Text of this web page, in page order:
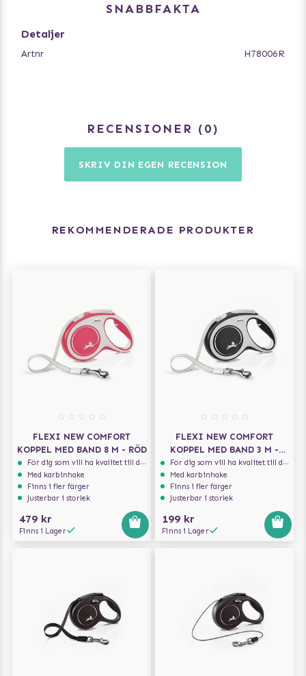
SNABBFAKTA
Detaljer
Artnr H78006R
RECENSIONER 0
SKRIV DIN EGEN RECENSION
REKOMMENDERADE PRODUKTER
FLEXI NEW COMFORT
KOPPEL MED BAND 8 M - RÖD
För dig som vill ha kvalitet till din hund!
Med karbinhake
Finns i fler färger
Justerbar i storlek
479 kr
Finns i Lager
FLEXI NEW COMFORT
KOPPEL MED BAND 3 M -
SVART
För dig som vill ha kvalitet till din hund!
Med karbinhake
Finns i fler färger
Justerbar i storlek
199 kr
Finns i Lager